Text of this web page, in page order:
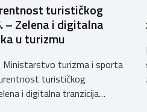
turističkog
Zelena i digitalna
u turizmu
Ministarstvo turizma i sporta
turističkog
i digitalna tranzicija